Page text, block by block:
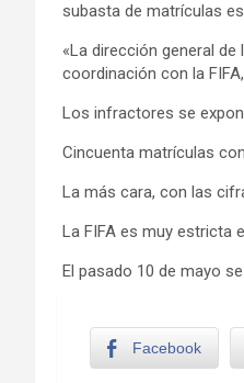
subasta de matrículas
«La dirección general
coordinación con la
Los infractores se
Cincuenta matrículas
La más cara, con las
La FIFA es muy estricta
El pasado 10 de mayo
Facebook